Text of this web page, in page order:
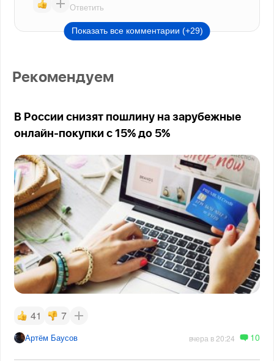
Ответить
Показать все комментарии (+29)
Рекомендуем
В России снизят пошлину на зарубежные
онлайн-покупки с 15% до 5%
41 7
Артём Баусов вчера в 20:24 10